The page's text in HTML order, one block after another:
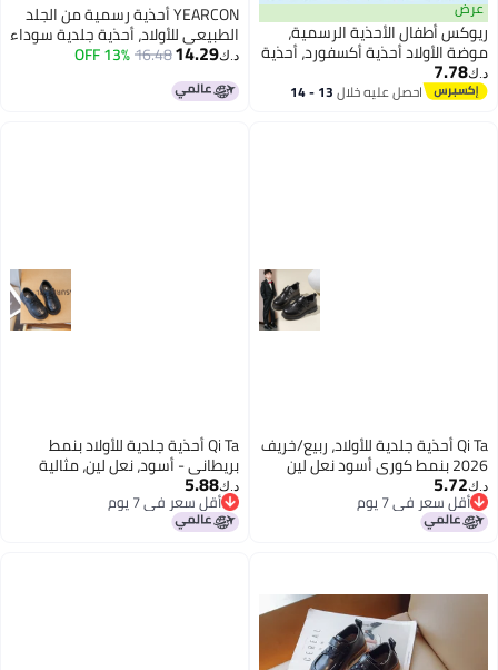
عرض
ريوكس أطفال الأحذية الرسمية،
موضة الأولاد أحذية أكسفورد، أحذية
الزي المدرسي للأولاد، أحذية الزي
الرسمي/غير الرسمي، أحذية
د.ك‏7.78
احصل عليه خلال 13 - 14
YEARCON أحذية رسمية من الجلد
الطبيعي للأولاد، أحذية جلدية سوداء
للأطفال، أحذية أداء متعددة
الاستخدامات لموسم المدرسة
والمناسبات الجامعية
د.ك‏14.29
16.48
13% OFF
4
Qi Ta أحذية جلدية للأولاد، ربيع/خريف
2026 بنمط كوري أسود نعل لين
للأداء المدرسي
د.ك‏5.72
أقل سعر في 7 يوم
أقل سعر في 7 يوم
Qi Ta أحذية جلدية للأولاد بنمط
بريطاني - أسود، نعل لين، مثالية
للمدرسة والمناسبات
د.ك‏5.88
أقل سعر في 7 يوم
أقل سعر في 7 يوم